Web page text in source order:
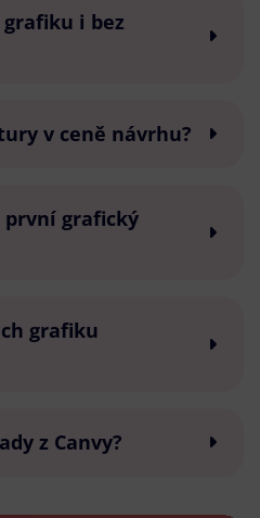
i bez
v ceně návrhu?
první grafický
grafiku
z Canvy?